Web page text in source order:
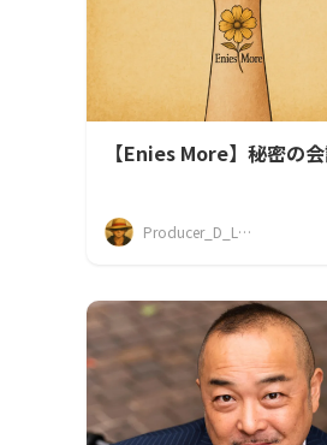
【Enies More】秘密の
Producer_D_Luffy